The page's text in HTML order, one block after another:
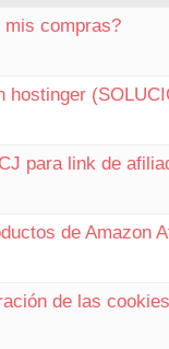
mis compras?
hostinger
para link de
de Amazon
de las